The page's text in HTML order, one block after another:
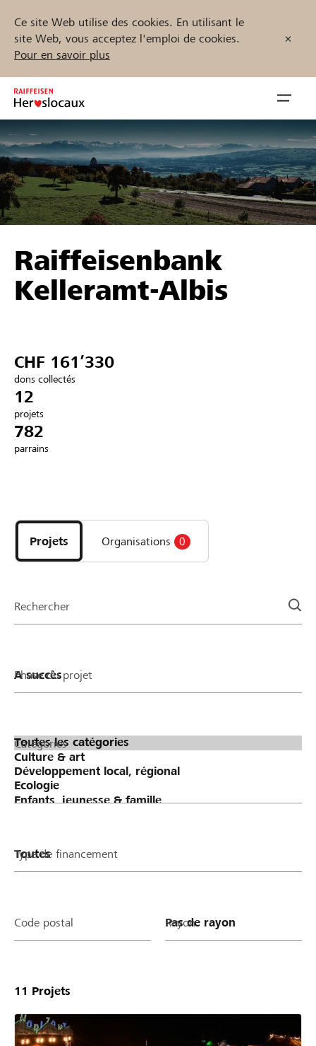
Ce site Web utilise des cookies. En utilisant le
site Web, vous acceptez l'emploi de cookies.
Pour en savoir plus
Inhalt
springen
öffnen
Parrainer
Soutien & assistance
Se connecter
Trouvez des projets et des organisations
Démarrez maintenant
DE FR IT
Raiffeisenbank
Kelleramt-Albis
CHF 161’330
dons collectés
12
projets
782
parrains
les
projets
et
la
Projets Organisations 0
Rechercher
Phase du projet
Catégories
Type de financement
Code postal Rayon
11 Projets